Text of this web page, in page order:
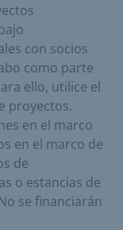
con socios
como parte
ello, utilice el
proyectos.
en el marco
en el marco de
de
o estancias de
se financiarán